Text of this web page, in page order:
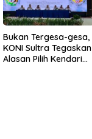
Bukan Tergesa-gesa,
KONI Sultra Tegaskan
Alasan Pilih Kendari